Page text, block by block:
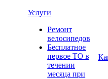
Услуги
Ремонт
велосипедов
Бесплатное
первое ТО в
течении
месяца при